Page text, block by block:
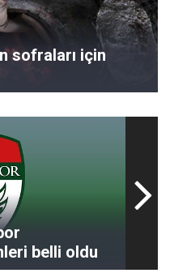
sofraları için
belli oldu